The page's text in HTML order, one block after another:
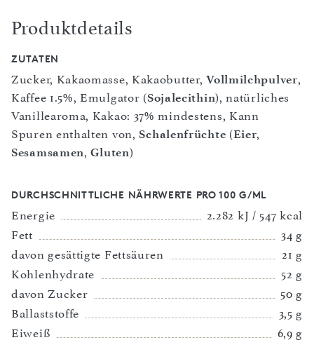
Produktdetails
ZUTATEN
Zucker, Kakaomasse, Kakaobutter,Vollmilchpulver,
Kaffee 1.5%, Emulgator (Sojalecithin), natürliches
Vanillearoma, Kakao: 37% mindestens, Kann
Spuren enthalten von,Schalenfrüchte (Eier,
Sesamsamen,Gluten)
DURCHSCHNITTLICHE NÄHRWERTE PRO 100 G/ML
Energie
2.282 kJ / 547 kcal
Fett
34 g
davon gesättigte Fettsäuren
21 g
Kohlenhydrate
52 g
davon Zucker
50 g
Ballaststoffe
3,5 g
Eiweiß
6,9 g